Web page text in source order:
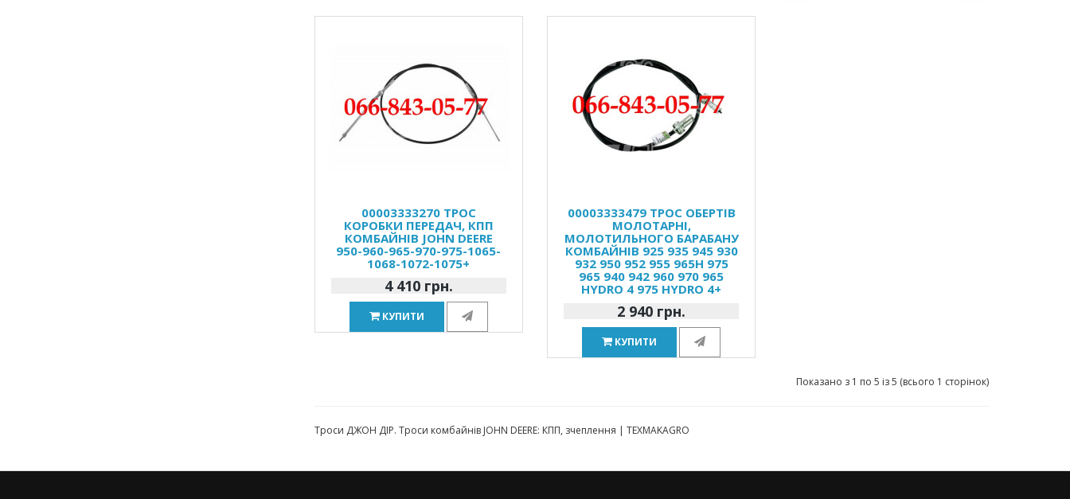
00003333270 ТРОС
КОРОБКИ ПЕРЕДАЧ, КПП
КОМБАЙНІВ JOHN DEERE
950-960-965-970-975-1065-
1068-1072-1075+
4 410 грн.
КУПИТИ
00003333479 ТРОС ОБЕРТІВ
МОЛОТАРНІ,
МОЛОТИЛЬНОГО БАРАБАНУ
КОМБАЙНІВ 925 935 945 930
932 950 952 955 965H 975
965 940 942 960 970 965
HYDRO 4 975 HYDRO 4+
2 940 грн.
КУПИТИ
Показано з 1 по 5 із 5 (всього 1 сторінок)
Троси ДЖОН ДІР. Троси комбайнів JOHN DEERE: КПП, зчеплення | TEXMAKAGRO